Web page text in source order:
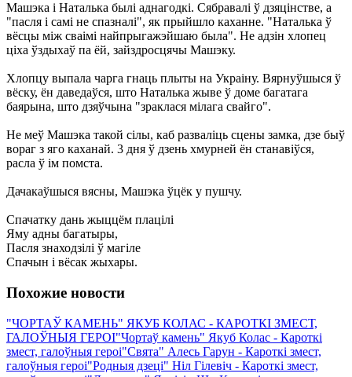
Машэка і Наталька былі аднагодкі. Сябравалі ў дзяцінстве, а
"пасля і самі не спазналі", як прыйшло каханне. "Наталька ў
вёсцы між сваімі найпрыгажэйшаю была". Не адзін хлопец
ціха ўздыхаў па ёй, зайздросцячы Машэку.
Хлопцу выпала чарга гнаць плыты на Украіну. Вярнуўшыся ў
вёску, ён даведаўся, што Наталька жыве ў доме багатага
баярына, што дзяўчына "зраклася мілага свайго".
Не меў Машэка такой сілы, каб разваліць сцены замка, дзе быў
вораг з яго каханай. 3 дня ў дзень хмурней ён станавіўся,
расла ў ім помста.
Дачакаўшыся вясны, Машэка ўцёк у пушчу.
Спачатку дань жыццём плацілі
Яму адны багатыры,
Пасля знаходзілі ў магіле
Спачын і вёсак жыхары.
Похожие новости
"ЧОРТАЎ КАМЕНЬ" ЯКУБ КОЛАС - КАРОТКІ ЗМЕСТ,
ГАЛОЎНЫЯ ГЕРОІ"Чортаў камень" Якуб Колас - Кароткі
змест, галоўныя героі"Свята" Алесь Гарун - Кароткі змест,
галоўныя героі"Родныя дзеці" Ніл Гілевіч - Кароткі змест,